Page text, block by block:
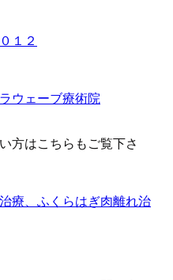
１２
ウェーブ療術院
方はこちらもご覧下さ
療、ふくらはぎ肉離れ治